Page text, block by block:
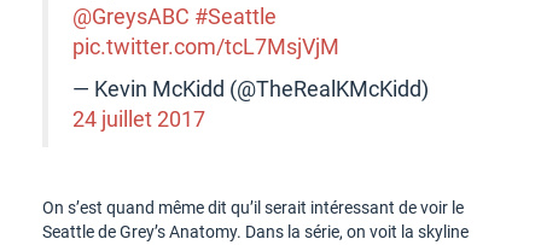
@GreysABC #Seattle
pic.twitter.com/tcL7MsjVjM
— Kevin McKidd (@TheRealKMcKidd)
24 juillet 2017
On s’est quand même dit qu’il serait intéressant de voir le
Seattle de Grey’s Anatomy. Dans la série, on voit la skyline